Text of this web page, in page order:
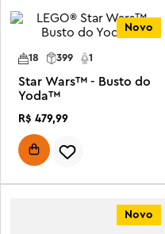
Novo
18 399 1
Star Wars™ - Busto do
Yoda™
R$ 479,99
Novo